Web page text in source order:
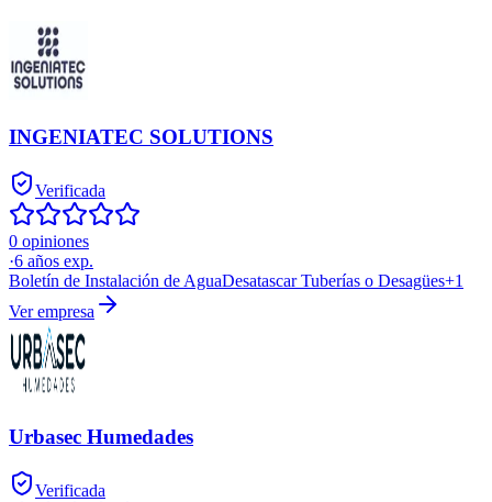
INGENIATEC SOLUTIONS
Verificada
0 opiniones
·6 años exp.
Boletín de Instalación de AguaDesatascar Tuberías o Desagües+1
Ver empresa
Urbasec Humedades
Verificada